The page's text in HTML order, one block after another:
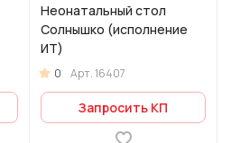
Неонатальный стол
Солнышко (исполнение
ИТ)
0 Арт.16407
Запросить КП